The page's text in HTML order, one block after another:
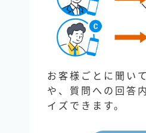
お客様ごとに聞い
や、質問への回答
イズできます。